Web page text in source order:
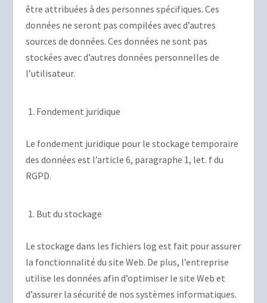
être attribuées à des personnes spécifiques. Ces
données ne seront pas compilées avec d’autres
sources de données. Ces données ne sont pas
stockées avec d’autres données personnelles de
l’utilisateur.
Fondement juridique
Le fondement juridique pour le stockage temporaire
des données est l’article 6, paragraphe 1, let. f du
RGPD.
But du stockage
Le stockage dans les fichiers log est fait pour assurer
la fonctionnalité du site Web. De plus, l’entreprise
utilise les données afin d’optimiser le site Web et
d’assurer la sécurité de nos systèmes informatiques.